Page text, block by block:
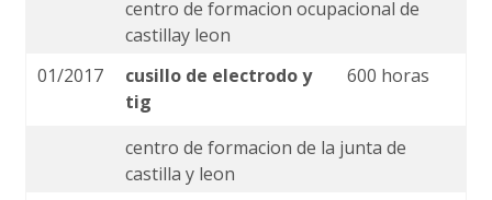
centro de formacion ocupacional de
castillay leon
01/2017
cusillo de electrodo y
tig
600 horas
centro de formacion de la junta de
castilla y leon